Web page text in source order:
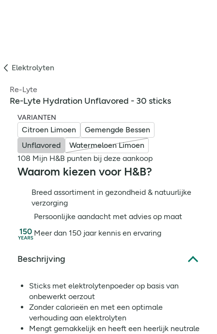
Elektrolyten
Re-Lyte
Re-Lyte Hydration Unflavored - 30 sticks
VARIANTEN
Citroen Limoen
Gemengde Bessen
Unflavored
Watermeloen Limoen
108 Mijn H&B punten bij deze aankoop
Waarom kiezen voor H&B?
Breed assortiment in gezondheid & natuurlijke
verzorging
Persoonlijke aandacht met advies op maat
Meer dan 150 jaar kennis en ervaring
Beschrijving
Sticks met elektrolytenpoeder op basis van
onbewerkt oerzout
Zonder calorieën en met een optimale
verhouding aan elektrolyten
Mengt gemakkelijk en heeft een heerlijk neutrale